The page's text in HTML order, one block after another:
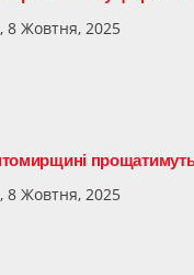
8 Жовтня, 2025
8 Жовтня, 2025